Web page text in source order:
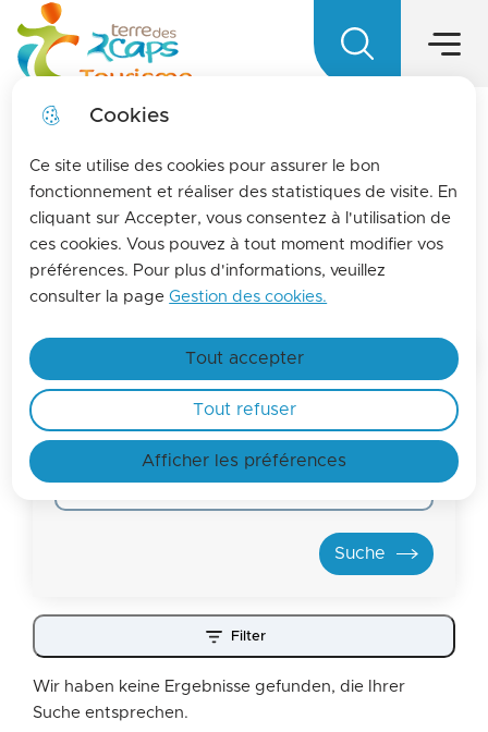
Cookies
Ce site utilise des cookies pour assurer le bon
fonctionnement et réaliser des statistiques de visite. En
cliquant sur Accepter, vous consentez à l'utilisation de
ces cookies. Vous pouvez à tout moment modifier vos
préférences. Pour plus d'informations, veuillez
consulter la pageGestion des cookies.
Afficher les préférences
Tout accepter
Tout refuser
Zum
Menü
springen
zur
Suche
Lageplan
springen
Pour vous tenir informés de l'actualités de La
terre des 2 caps, inscrivez-vous à la lettre
d'information de l'office de tourisme !
Terre des 2 caps Tourisme - Office
Menü
Brochures en
téléchargement
Filter
Wir haben keine Ergebnisse gefunden, die Ihrer
Suche entsprechen.